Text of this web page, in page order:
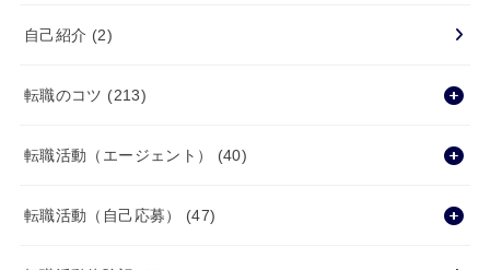
自己紹介 (2)
転職のコツ (213)
転職活動（エージェント） (40)
転職活動（自己応募） (47)